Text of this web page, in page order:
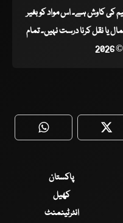
ٹیم کی کاوش ہے۔ اس مواد کو بغیر
نقل کرنا درست نہیں۔ تمام
WhatsApp
پاکستان
کھیل
انٹرٹینمنٹ